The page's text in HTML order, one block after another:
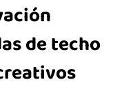
de techo